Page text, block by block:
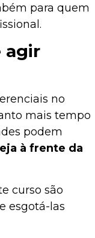
para quem
agir
no
mais tempo
podem
à frente da
curso são
esgotá-las